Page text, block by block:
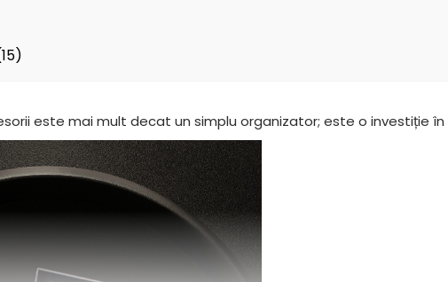
este mai mult decat un simplu organizator; este o investiție în